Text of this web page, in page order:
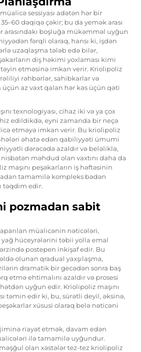
sessiyası adətən hər bir
dəqiqə çəkir; bu da yemək arası
arasındakı boşluğa mükəmməl uyğun
fərqli olaraq, hansı ki, işdən
uzaqlaşma tələb edə bilər,
diş həkimi yoxlaması kimi
etməsinə imkan verir. Kriolipoliz
rəhbərlər, sahibkarlar və
az vaxt qalan hər kəs üçün qəti
texnologiyası, cihaz iki və ya çox
edildikdə, eyni zamanda bir neçə
etməyə imkan verir. Bu kriolipoliz
əhatə edən qabiliyyəti ümumi
dərəcədə azaldır və beləliklə,
məhdud olan vaxtını daha da
maşını peşəkarların iş həftəsinin
tamamilə kompleks bədən
təqdim edir.
pozmadan sabit
müalicənin nəticələri,
yağ hüceyrələrini təbii yolla emal
postepen inkişaf edir. Bu
olunan qradual yaxşılaşma,
dramatik bir gecədən sonra baş
etmə ehtimalını azaldır və prosesi
uyğun edir. Kriolipoliz maşını
təmin edir ki, bu, sürətli deyil, əksinə,
xüsusi olaraq belə nəticəni
riayət etmək, davam edən
ilə tamamilə uyğundur.
olan xəstələr tez-tez kriolipoliz